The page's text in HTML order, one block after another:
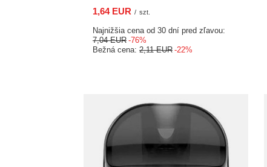
1,64 EUR / szt.
Najnižšia cena od 30 dní pred zľavou:
7,04 EUR -76%
Bežná cena: 2,11 EUR -22%